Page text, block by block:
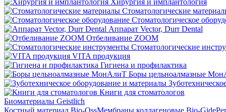
Хирургия и имплантология
Стоматологические
Стоматологическое
Аппарат Vector, Durr Dental
Отбеливание ZOOM
Стоматологические
VITA продукция
Гигиена и профилактика
Боры цельноалмазные
Книги для стоматологов
Биоматериалы Geistlich